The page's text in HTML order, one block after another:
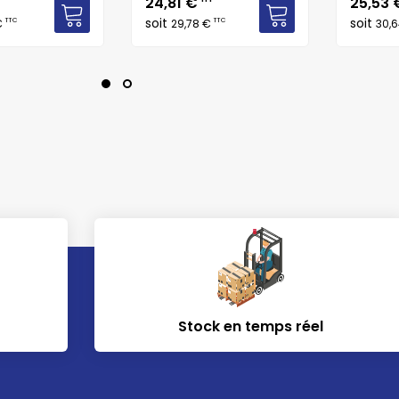
TTC soit 29,78 €TTC soit
Stock en temps réel